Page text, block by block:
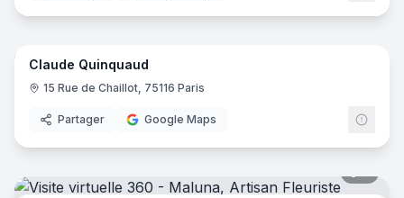
6
Claude Quinquaud
15 Rue de Chaillot, 75116 Paris
Partager Google Maps